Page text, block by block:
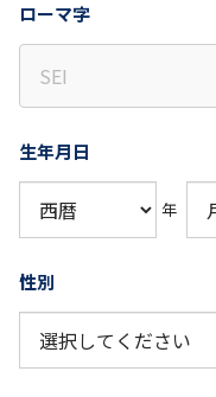
ローマ字
生年月日
年
性別